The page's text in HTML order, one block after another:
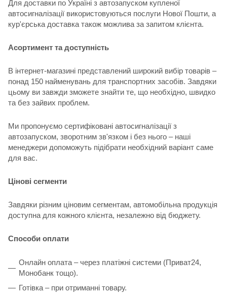
Для доставки по Україні з автозапуском купленої
автосигналізації використовуються послуги Нової Пошти, а
кур'єрська доставка також можлива за запитом клієнта.
Асортимент та доступність
В інтернет-магазині представлений широкий вибір товарів –
понад 150 найменувань для транспортних засобів. Завдяки
цьому ви завжди зможете знайти те, що необхідно, швидко
та без зайвих проблем.
Ми пропонуємо сертифіковані автосигналізації з
автозапуском, зворотним зв'язком і без нього – наші
менеджери допоможуть підібрати необхідний варіант саме
для вас.
Цінові сегменти
Завдяки різним ціновим сегментам, автомобільна продукція
доступна для кожного клієнта, незалежно від бюджету.
Способи оплати
Онлайн оплата – через платіжні системи (Приват24,
Монобанк тощо).
Готівка – при отриманні товару.